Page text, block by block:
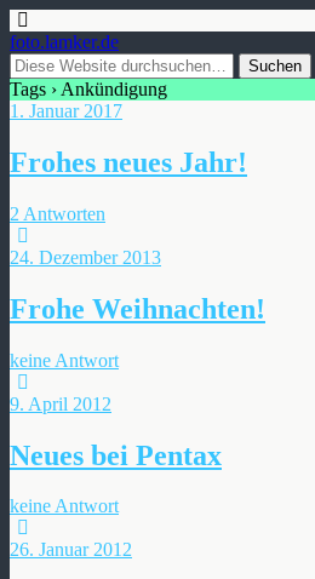
foto.lamker.de
Tags › Ankündigung
1. Januar 2017
Frohes neues Jahr!
2 Antworten
24. Dezember 2013
Frohe Weihnachten!
keine Antwort
9. April 2012
Neues bei Pentax
keine Antwort
26. Januar 2012